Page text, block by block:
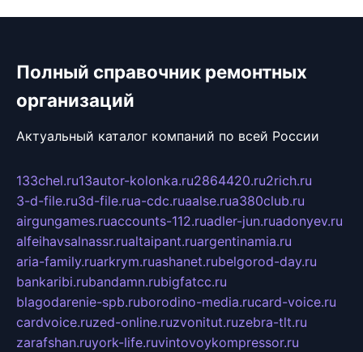
Полный справочник ремонтных
организаций
Актуальный каталог компаний по всей России
133chel.ru13autor-kolonka.ru2864420.ru2rich.ru
3-d-file.ru3d-file.rua-cdc.ruaalse.rua380club.ru
airgungames.ruaccounts-112.ruadler-jun.ruadonyev.ru
alfeihavsalnassr.rualtaipant.ruargentinamia.ru
aria-family.ruarkrym.ruashanet.rubelgorod-day.ru
bankaribi.rubandamn.rubigfatcc.ru
blagodarenie-spb.ruborodino-media.rucard-voice.ru
cardvoice.ruzed-online.ruzvonitut.ruzebra-tlt.ru
zarafshan.ruyork-life.ruvintovoykompressor.ru